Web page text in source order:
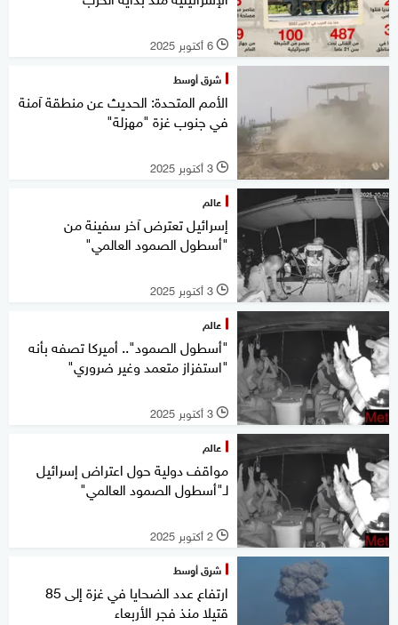
l 6 أكتوبر 2025
شرق أوسط
الأمم المتحدة: الحديث عن منطقة آمنة
في جنوب غزة "مهزلة"
l 3 أكتوبر 2025
عالم
إسرائيل تعترض آخر سفينة من
"أسطول الصمود العالمي"
l 3 أكتوبر 2025
عالم
"أسطول الصمود".. أميركا تصفه بأنه
"استفزاز متعمد وغير ضروري"
l 3 أكتوبر 2025
عالم
مواقف دولية حول اعتراض إسرائيل
لـ"أسطول الصمود العالمي"
l 2 أكتوبر 2025
شرق أوسط
ارتفاع عدد الضحايا في غزة إلى 85
قتيلا منذ فجر الأربعاء